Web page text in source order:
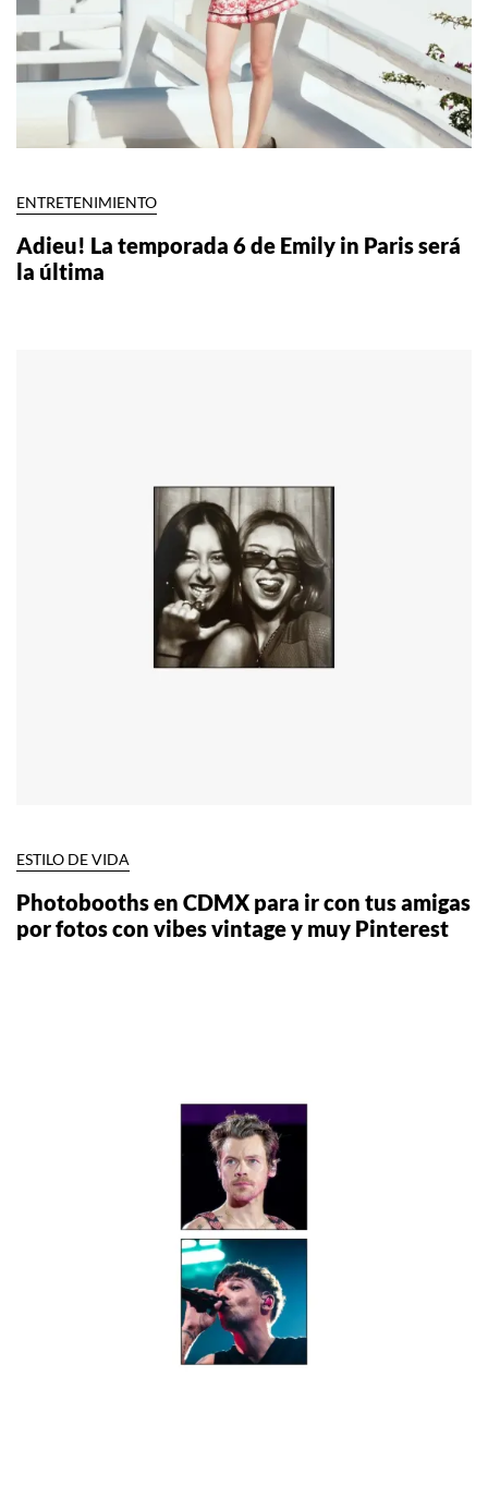
ENTRETENIMIENTO
Adieu! La temporada 6 de Emily in Paris será
la última
ESTILO DE VIDA
Photobooths en CDMX para ir con tus amigas
por fotos con vibes vintage y muy Pinterest